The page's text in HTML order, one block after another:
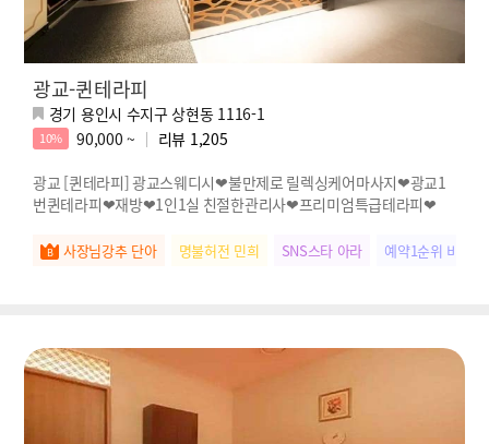
광교-퀸테라피
경기 용인시 수지구 상현동 1116-1
10% 90,000 ~ 리뷰 1,205
광교 [퀸테라피] 광교스웨디시❤불만제로 릴렉싱케어마사지❤광교1
번퀸테라피❤재방❤1인1실 친절한관리사❤프리미엄특급테라피❤
사장님강추 단아 명불허전 민희 SNS스타 아라 예약1순위 비비